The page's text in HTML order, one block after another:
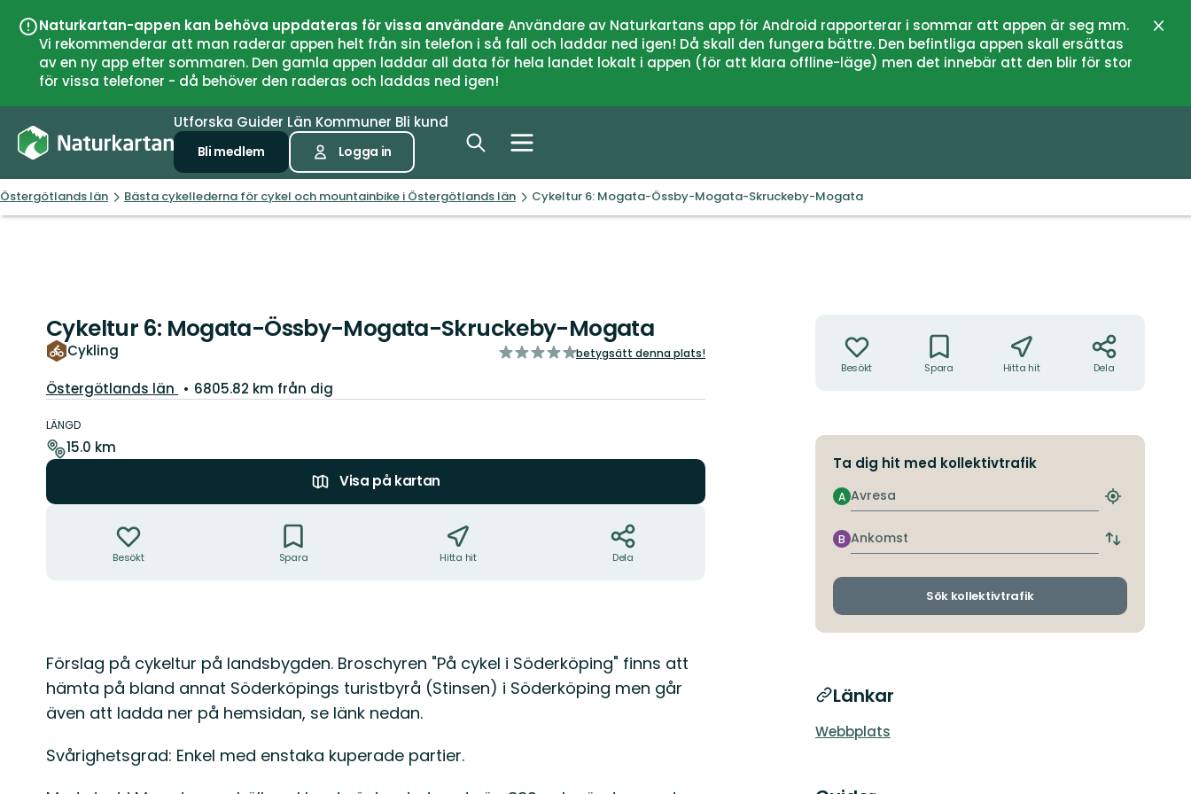
Naturkartan-appen kan behöva uppdateras för vissa användareAnvändare av Naturkartans app för Android rapporterar i sommar att appen är seg mm.
Vi rekommenderar att man raderar appen helt från sin telefon i så fall och laddar ned igen! Då skall den fungera bättre. Den befintliga appen skall ersättas
av en ny app efter sommaren. Den gamla appen laddar all data för hela landet lokalt i appen (för att klara offline-läge) men det innebär att den blir för stor
för vissa telefoner - då behöver den raderas och laddas ned igen!
Utforska Guider Län Kommuner Bli kund
Bli medlem Logga in
Östergötlands län Bästa cykellederna för cykel och mountainbike i Östergötlands län Cykeltur 6: Mogata-Össby-Mogata-Skruckeby-Mogata
Cykeltur 6: Mogata-Össby-Mogata-Skruckeby-Mogata
Cykling
av
betygsätt denna plats!
Län:
Östergötlands län 6805.82 km från dig
om
leden
LÄNGD
15.0 km
Visa på kartan
Besökt Spara Hitta hit Dela
Beskrivning
Förslag på cykeltur på landsbygden. Broschyren "På cykel i Söderköping" finns att
hämta på bland annat Söderköpings turistbyrå (Stinsen) i Söderköping men går
även att ladda ner på hemsidan, se länk nedan.
Svårighetsgrad: Enkel med enstaka kuperade partier.
Besökt Spara Hitta hit Dela
Ta dig hit med kollektivtrafik
Avresa
A
Hitta
hållplats
Ankomst
B
Byt
och
Sök kollektivtrafik
Länkar
Webbplats